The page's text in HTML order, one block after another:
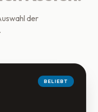
der
BELIEBT